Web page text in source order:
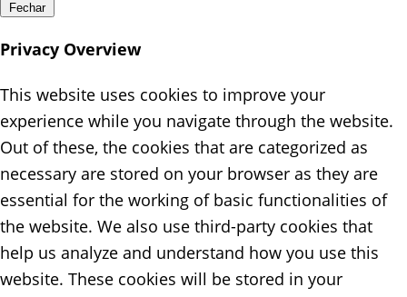
Fechar
Privacy Overview
This website uses cookies to improve your
experience while you navigate through the website.
Out of these, the cookies that are categorized as
necessary are stored on your browser as they are
essential for the working of basic functionalities of
the website. We also use third-party cookies that
help us analyze and understand how you use this
website. These cookies will be stored in your